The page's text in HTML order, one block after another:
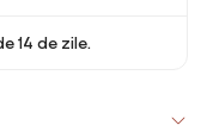
14 de zile.